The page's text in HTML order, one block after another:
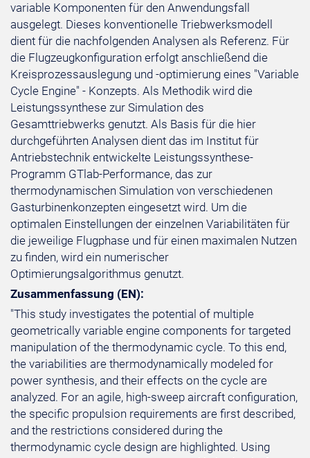
variable Komponenten für den Anwendungsfall
ausgelegt. Dieses konventionelle Triebwerksmodell
dient für die nachfolgenden Analysen als Referenz. Für
die Flugzeugkonfiguration erfolgt anschließend die
Kreisprozessauslegung und -optimierung eines "Variable
Cycle Engine" - Konzepts. Als Methodik wird die
Leistungssynthese zur Simulation des
Gesamttriebwerks genutzt. Als Basis für die hier
durchgeführten Analysen dient das im Institut für
Antriebstechnik entwickelte Leistungssynthese-
Programm GTlab-Performance, das zur
thermodynamischen Simulation von verschiedenen
Gasturbinenkonzepten eingesetzt wird. Um die
optimalen Einstellungen der einzelnen Variabilitäten für
die jeweilige Flugphase und für einen maximalen Nutzen
zu finden, wird ein numerischer
Optimierungsalgorithmus genutzt.
Zusammenfassung (EN):
"This study investigates the potential of multiple
geometrically variable engine components for targeted
manipulation of the thermodynamic cycle. To this end,
the variabilities are thermodynamically modeled for
power synthesis, and their effects on the cycle are
analyzed. For an agile, high-sweep aircraft configuration,
the specific propulsion requirements are first described,
and the restrictions considered during the
thermodynamic cycle design are highlighted. Using